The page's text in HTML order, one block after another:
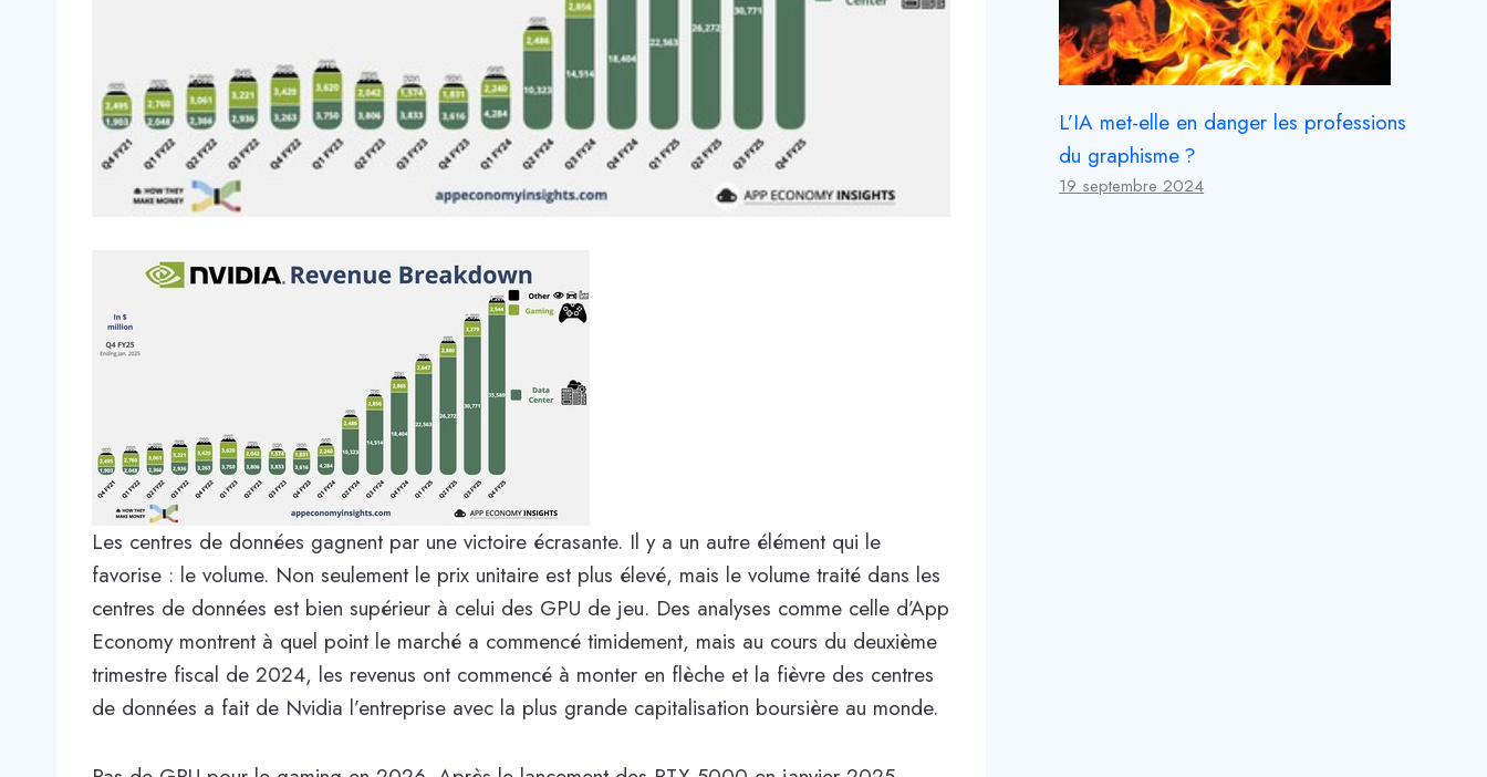
Les centres de données gagnent par une victoire écrasante. Il y a un autre élément qui le
favorise : le volume. Non seulement le prix unitaire est plus élevé, mais le volume traité dans les
centres de données est bien supérieur à celui des GPU de jeu. Des analyses comme celle d’App
Economy montrent à quel point le marché a commencé timidement, mais au cours du deuxième
trimestre fiscal de 2024, les revenus ont commencé à monter en flèche et la fièvre des centres
de données a fait de Nvidia l’entreprise avec la plus grande capitalisation boursière au monde.
L’IA met-elle en danger les professions
du graphisme ?
19 septembre 2024